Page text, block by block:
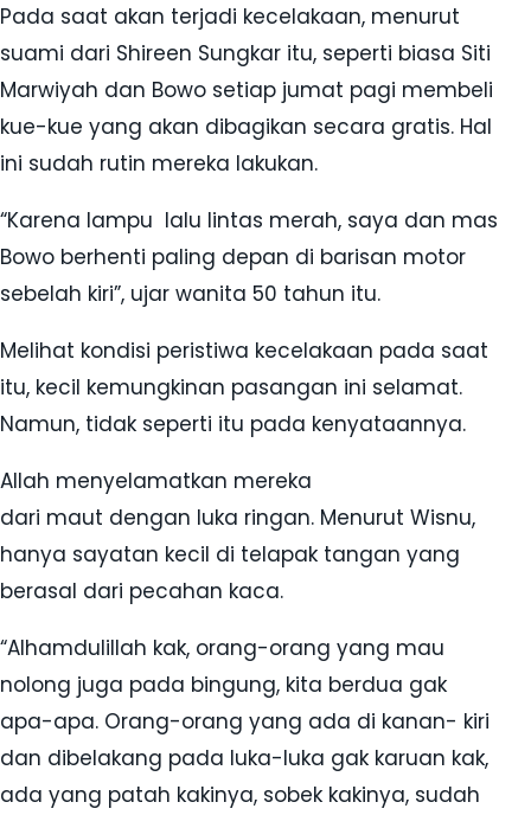
Pada saat akan terjadi kecelakaan, menurut
suami dari Shireen Sungkar itu, seperti biasa Siti
Marwiyah dan Bowo setiap jumat pagi membeli
kue-kue yang akan dibagikan secara gratis. Hal
ini sudah rutin mereka lakukan.
“Karena lampu lalu lintas merah, saya dan mas
Bowo berhenti paling depan di barisan motor
sebelah kiri”, ujar wanita 50 tahun itu.
Melihat kondisi peristiwa kecelakaan pada saat
itu, kecil kemungkinan pasangan ini selamat.
Namun, tidak seperti itu pada kenyataannya.
Allah menyelamatkan mereka
dari maut dengan luka ringan. Menurut Wisnu,
hanya sayatan kecil di telapak tangan yang
berasal dari pecahan kaca.
“Alhamdulillah kak, orang-orang yang mau
nolong juga pada bingung, kita berdua gak
apa-apa. Orang-orang yang ada di kanan- kiri
dan dibelakang pada luka-luka gak karuan kak,
ada yang patah kakinya, sobek kakinya, sudah